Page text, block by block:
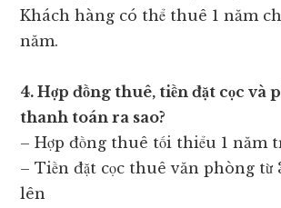
Khách hàng có thể thuê 1 năm
năm.
4. Hợp đồng thuê, tiền đặt cọc và
thanh toán ra sao?
– Hợp đồng thuê tối thiểu 1 năm
– Tiền đặt cọc thuê văn phòng từ
lên